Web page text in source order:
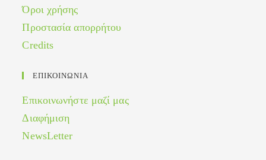
Όροι χρήσης
Προστασία απορρήτου
Credits
ΕΠΙΚΟΙΝΩΝΙΑ
Επικοινωνήστε μαζί μας
Διαφήμιση
NewsLetter